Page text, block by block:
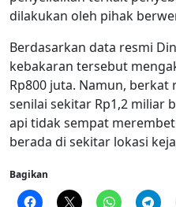
dilakukan oleh pihak
Berdasarkan data resmi
kebakaran tersebut
Rp800 juta. Namun,
senilai sekitar Rp1,2 miliar
api tidak sempat
berada di sekitar lokasi
Bagikan